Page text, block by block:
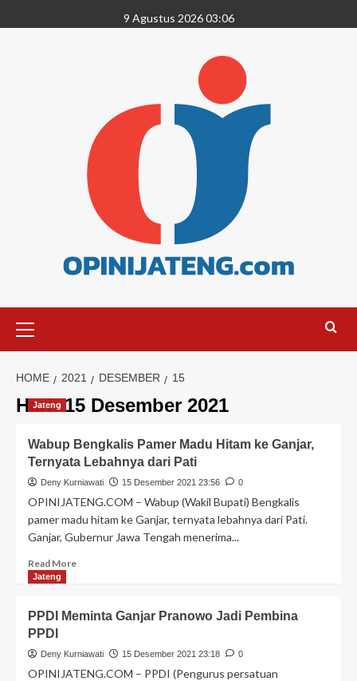
9 Agustus 2026 03:06
HOME 2021 DESEMBER 15
Hari:15 Desember 2021
Jateng
Wabup Bengkalis Pamer Madu Hitam ke Ganjar,
Ternyata Lebahnya dari Pati
Deny Kurniawati 15 Desember 2021 23:56 0
OPINIJATENG.COM – Wabup (Wakil Bupati) Bengkalis
pamer madu hitam ke Ganjar, ternyata lebahnya dari Pati.
Ganjar, Gubernur Jawa Tengah menerima...
Read More
Jateng
PPDI Meminta Ganjar Pranowo Jadi Pembina
PPDI
Deny Kurniawati 15 Desember 2021 23:18 0
OPINIJATENG.COM – PPDI (Pengurus persatuan